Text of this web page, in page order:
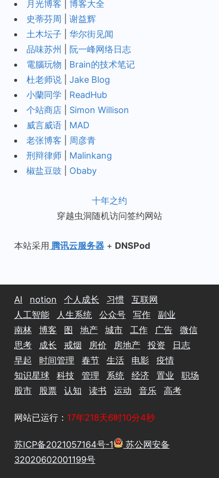
月光博客
博客大全
史蒂芬周
谢益辉
土木坛子
华尔街见闻
品味苏州
阮一峰网络日志
電腦玩物
Brain的技术笔记
杜老师说
Jake Blog
小蘭同学
ReadHub
个站商店
Simon Willison
威言威语
MAD
老张博客
周彦青
刑辩律师
Malinkang
椒盐豆豉
Obaby
十年之约
穿越虫洞随机访问签约网站
本站采用 腾讯云服务器 + DNSPod
AI notion 个人成长 习惯
互联网
人工智能
人生系统 公众号 写作
副业
南林
博客 图 地产 城市 工作 广告
微信
思考
成长 戒烟 房价 房地产 投资
日志
早起
时间管理 春节 生活 电影
疫情
知识星球
科技 管理 系统 经济 置业
职场
股市
股票 认知 读书 运动 音乐 高考
网站已运行： 17年218天6时10分5秒
苏ICP备2021057164号-1
苏公网安备
32020602001199号